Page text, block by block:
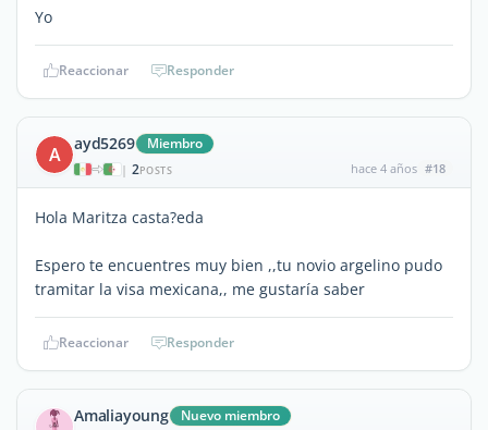
Yo
Reaccionar Responder
A ayd5269 Miembro
| 2POSTS hace 4 años #18
Hola Maritza casta?eda
Espero te encuentres muy bien ,,tu novio argelino pudo
tramitar la visa mexicana,, me gustaría saber
Reaccionar Responder
Amaliayoung Nuevo miembro